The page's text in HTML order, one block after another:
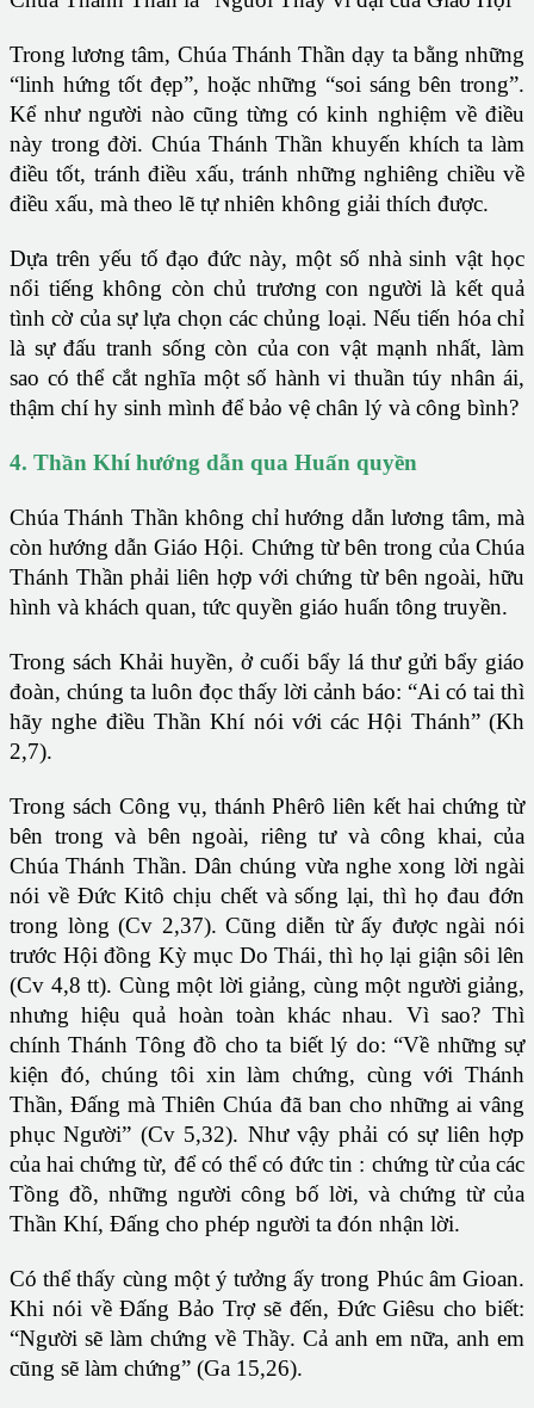
Trong lương tâm, Chúa Thánh Thần dạy ta bằng những
“linh hứng tốt đẹp”, hoặc những “soi sáng bên trong”.
Kể như người nào cũng từng có kinh nghiệm về điều
này trong đời. Chúa Thánh Thần khuyến khích ta làm
điều tốt, tránh điều xấu, tránh những nghiêng chiều về
điều xấu, mà theo lẽ tự nhiên không giải thích được.
Dựa trên yếu tố đạo đức này, một số nhà sinh vật học
nổi tiếng không còn chủ trương con người là kết quả
tình cờ của sự lựa chọn các chủng loại. Nếu tiến hóa chỉ
là sự đấu tranh sống còn của con vật mạnh nhất, làm
sao có thể cắt nghĩa một số hành vi thuần túy nhân ái,
thậm chí hy sinh mình để bảo vệ chân lý và công bình?
4. Thần Khí hướng dẫn qua Huấn quyền
Chúa Thánh Thần không chỉ hướng dẫn lương tâm, mà
còn hướng dẫn Giáo Hội. Chứng từ bên trong của Chúa
Thánh Thần phải liên hợp với chứng từ bên ngoài, hữu
hình và khách quan, tức quyền giáo huấn tông truyền.
Trong sách Khải huyền, ở cuối bẩy lá thư gửi bẩy giáo
đoàn, chúng ta luôn đọc thấy lời cảnh báo: “Ai có tai thì
hãy nghe điều Thần Khí nói với các Hội Thánh” (Kh
2,7).
Trong sách Công vụ, thánh Phêrô liên kết hai chứng từ
bên trong và bên ngoài, riêng tư và công khai, của
Chúa Thánh Thần. Dân chúng vừa nghe xong lời ngài
nói về Đức Kitô chịu chết và sống lại, thì họ đau đớn
trong lòng (Cv 2,37). Cũng diễn từ ấy được ngài nói
trước Hội đồng Kỳ mục Do Thái, thì họ lại giận sôi lên
(Cv 4,8 tt). Cùng một lời giảng, cùng một người giảng,
nhưng hiệu quả hoàn toàn khác nhau. Vì sao? Thì
chính Thánh Tông đồ cho ta biết lý do: “Về những sự
kiện đó, chúng tôi xin làm chứng, cùng với Thánh
Thần, Đấng mà Thiên Chúa đã ban cho những ai vâng
phục Người” (Cv 5,32). Như vậy phải có sự liên hợp
của hai chứng từ, để có thể có đức tin : chứng từ của các
Tồng đồ, những người công bố lời, và chứng từ của
Thần Khí, Đấng cho phép người ta đón nhận lời.
Có thể thấy cùng một ý tưởng ấy trong Phúc âm Gioan.
Khi nói về Đấng Bảo Trợ sẽ đến, Đức Giêsu cho biết:
“Người sẽ làm chứng về Thầy. Cả anh em nữa, anh em
cũng sẽ làm chứng” (Ga 15,26).